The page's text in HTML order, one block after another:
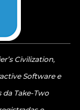
Civilization,
Software e
da Take-Two